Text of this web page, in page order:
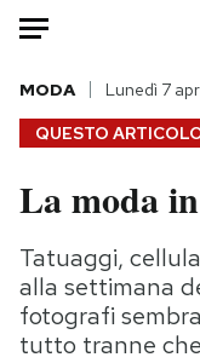
HOME
Italia
Politica
Tecnologia
Internet
QUESTO
MODA Lunedì 7
La moda
Tatuaggi,
alla settimana
fotografi
tutto tranne